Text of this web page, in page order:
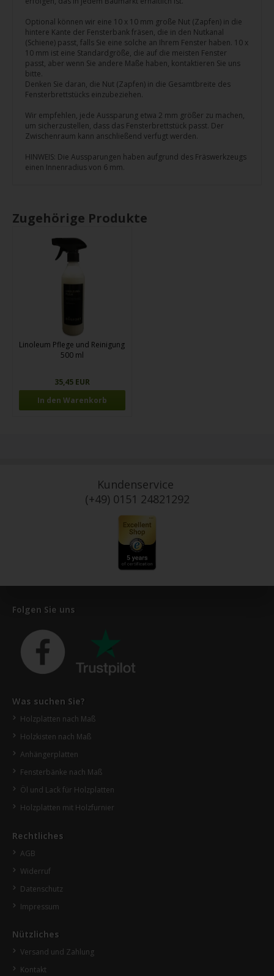
Optional können wir eine 10 x 10 mm große Nut (Zapfen) in die
hintere Kante der Fensterbank fräsen, die in den Nutkanal
(Schiene) passt, falls Sie eine solche an Ihrem Fenster haben. 10 x
10 mm ist eine Standardgröße, die auf die meisten Fenster
passt, aber wenn Sie andere Maße haben, kontaktieren Sie uns
bitte.
Denken Sie daran, die Nut (Zapfen) in die Gesamtbreite des
Fensterbrettstücks einzubeziehen.
Wir empfehlen, jede Aussparung etwa 2 mm größer zu machen,
um sicherzustellen, dass das Fensterbrettstück passt. Der
Zwischenraum kann anschließend verfugt werden.
HINWEIS: Die Aussparungen haben aufgrund des Fräswerkzeugs
einen Innenradius von 6 mm.
Zugehörige Produkte
Linoleum Pflege und Reinigung
500 ml
35,45 EUR
Kundenservice
(+49) 0151 24821292
Folgen Sie uns
Was suchen Sie?
Holzplatten nach Maß
Holzkisten nach Maß
Anhängerplatten
Fensterbänke nach Maß
Öl und Lack für Holzplatten
Holzplatten mit Holzfurnier
Rechtliches
AGB
Widerruf
Datenschutz
Impressum
Nützliches
Versand und Zahlung
Kontakt